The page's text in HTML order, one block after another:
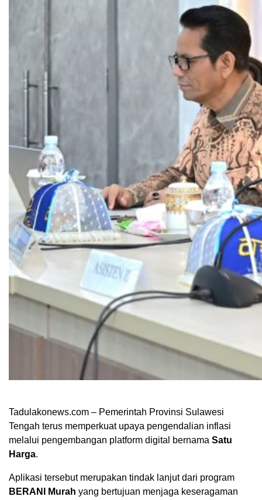
Tadulakonews.com – Pemerintah Provinsi Sulawesi
Tengah terus memperkuat upaya pengendalian inflasi
melalui pengembangan platform digital bernama Satu
Harga.
Aplikasi tersebut merupakan tindak lanjut dari program
BERANI Murah yang bertujuan menjaga keseragaman